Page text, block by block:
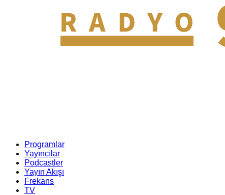
Programlar
Yayıncılar
Podcastler
Yayın Akışı
Frekans
TV